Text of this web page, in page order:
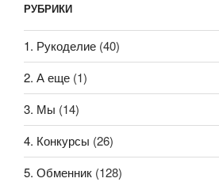
РУБРИКИ
1. Рукоделие (40)
2. А еще (1)
3. Мы (14)
4. Конкурсы (26)
5. Обменник (128)